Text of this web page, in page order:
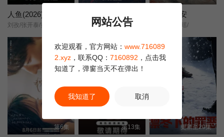
第22集 第23集 第24集
第25集 第26集 第27集
第28集 第30集
第31集
人鱼(2026) 天才，女友 云归槿时安
张景昀/胡亦瑶/
第6集 第13集 更新至20集
网站公告
欢迎观看，官方网站： www.716089
2.xyz ，联系QQ： 7160892 ，点击我
知道了，弹窗当天不在弹出！
我知道了 取消